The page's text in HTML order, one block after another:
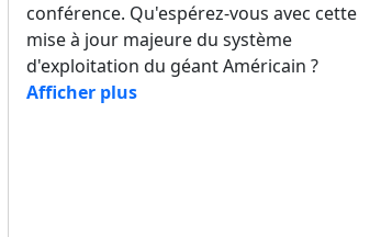
conférence. Qu'espérez-vous avec cette
mise à jour majeure du système
d'exploitation du géant Américain ?
Afficher plus